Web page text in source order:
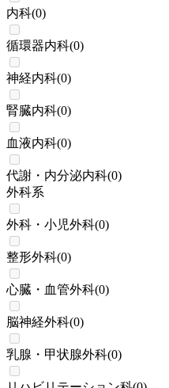
内科(0)
循環器内科(0)
神経内科(0)
腎臓内科(0)
血液内科(0)
代謝・内分泌内科(0)
外科系
外科・小児外科(0)
整形外科(0)
心臓・血管外科(0)
脳神経外科(0)
乳腺・甲状腺外科(0)